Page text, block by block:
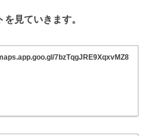
見ていきます。
7bzTqgJRE9XqxvMZ8